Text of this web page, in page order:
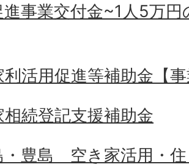
進事業交付金~1人5万
利活用促進等補助金【
相続登記支援補助金
・豊島 空き家活用・